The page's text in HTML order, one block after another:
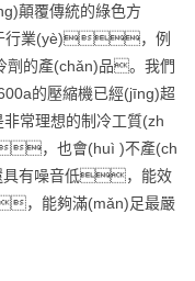
顛覆傳統的綠色方
行業(yè)，例
劑的產(chǎn)品。我們
的壓縮機已經(jīng)超
常理想的制冷工質(zh
，也會(huì )不產(ch
有噪音低，能效
，能夠滿(mǎn)足最嚴